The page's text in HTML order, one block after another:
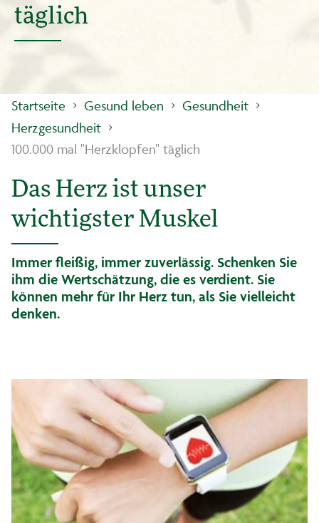
täglich
Startseite Gesund leben
Gesundheit
Herzgesundheit
100.000 mal "Herzklopfen" täglich
Das Herz ist unser
wichtigster Muskel
Immer fleißig, immer zuverlässig. Schenken Sie
ihm die Wertschätzung, die es verdient. Sie
können mehr für Ihr Herz tun, als Sie vielleicht
denken.